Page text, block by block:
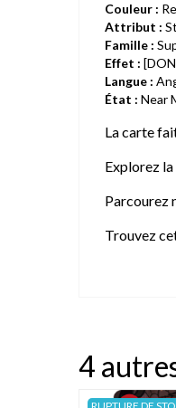
Couleur :
Attribut :
Famille :
Effet :
Langue :
État : Near
La carte
Explorez
Parcourez
Trouvez
4